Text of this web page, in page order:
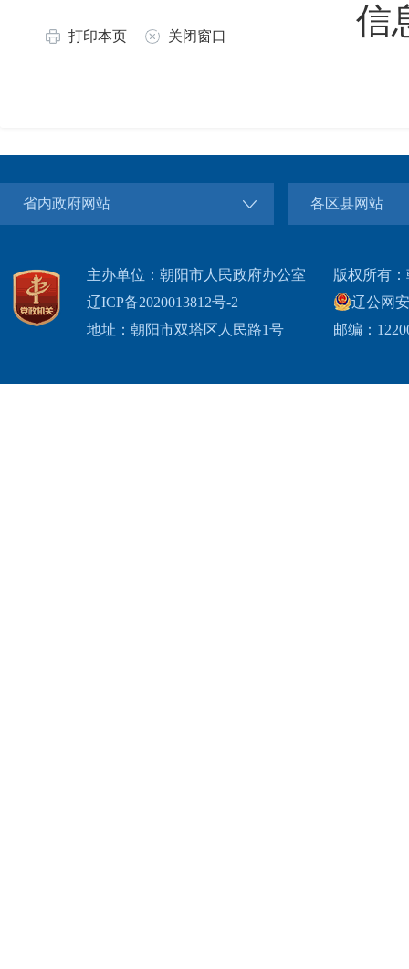
打印本页 关闭窗口 信
省内政府网站 各区县网站
主办单位：朝阳市人民政府办公室
辽ICP备2020013812号-2
地址：朝阳市双塔区人民路1号
版权所有
辽公网
邮编：